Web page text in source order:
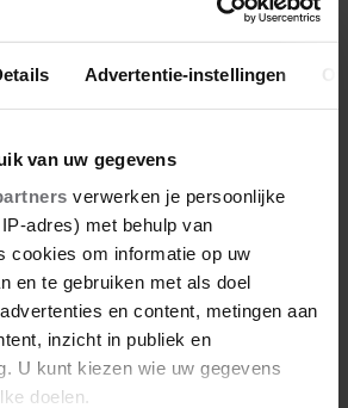
Advertentie-instellingen
van uw gegevens
verwerken je persoonlijke
adres) met behulp van
cookies om informatie op uw
en te gebruiken met als doel
en content, metingen aan
inzicht in publiek en
U kunt kiezen wie uw gegevens
doelen.